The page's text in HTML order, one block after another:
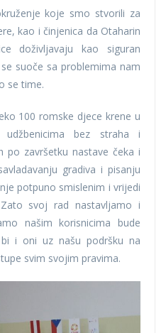
koje smo stvorili za
kao i činjenica da Otaharin
doživljavaju kao siguran
suoče sa problemima nam
se time.
100 romske djece krene u
bez straha i
po završetku nastave čeka i
gradiva i pisanju
potpuno smislenim i vrijedi
svoj rad nastavljamo i
našim korisnicima bude
i oni uz našu podršku na
svim svojim pravima.